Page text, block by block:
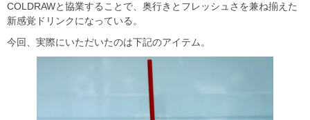
COLDRAWと協業することで、奥行きとフレッシュさを兼ね揃えた
新感覚ドリンクになっている。
今回、実際にいただいたのは下記のアイテム。